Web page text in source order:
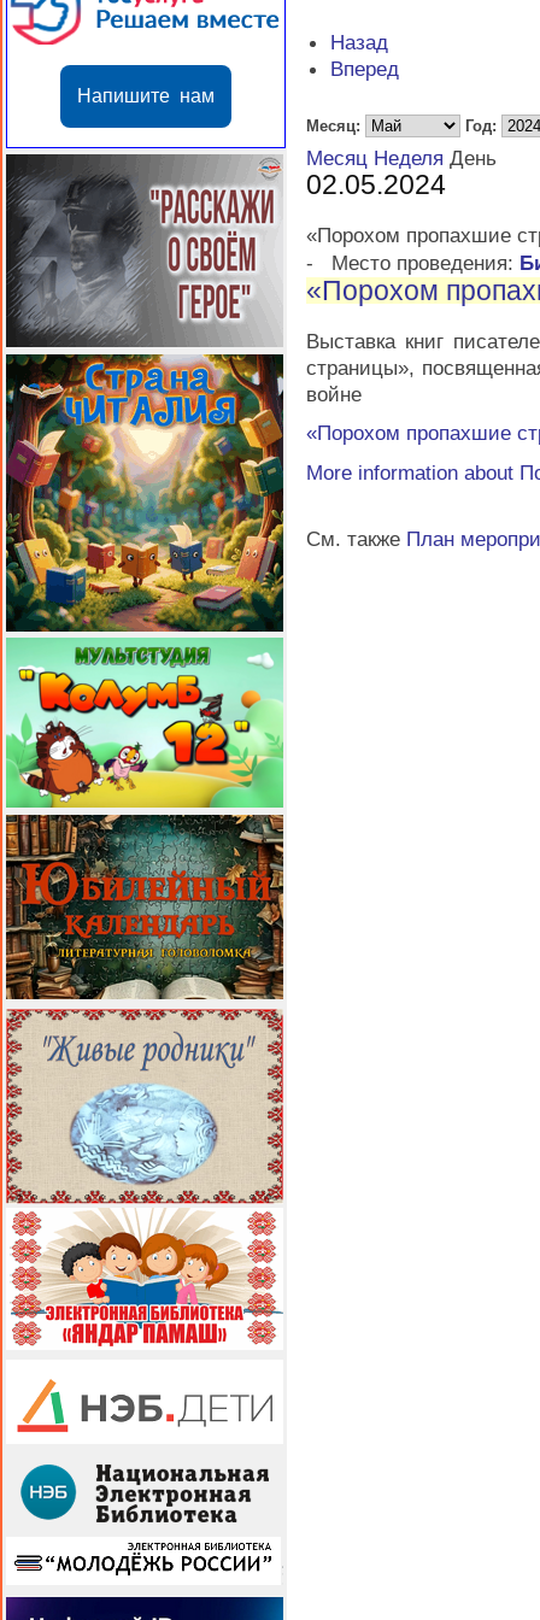
Напишите нам
Назад
Вперед
Месяц: Год:
Месяц Неделя День
02.05.2024
«Порохом пропахшие
-
Место проведения:
«Порохом
Выставка книг
страницы»,
войне
«Порохом пропахшие
More information about
См. также План